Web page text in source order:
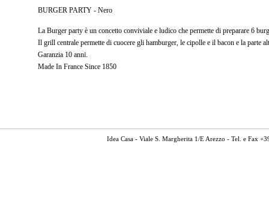
BURGER PARTY - Nero
La Burger party è un concetto conviviale e ludico che permette di preparare 6
Il grill centrale permette di cuocere gli hamburger, le cipolle e il bacon e la parte
Garanzia 10 anni.
Made In France Since 1850
Idea Casa - Viale S. Margherita 1/E Arezzo - Tel. e Fax